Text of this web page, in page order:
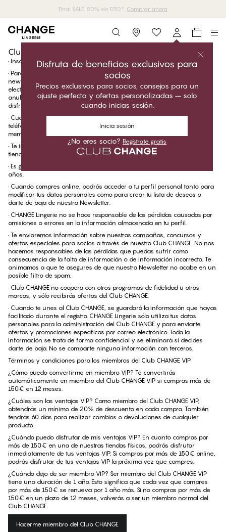
Final SALE: 50% de DTO*. Comprar ahora
Storefinder
Disfruta de beneficios exclusivos para
socios
Precios exclusivos para socios, consejos para un
ajuste perfecto y ofertas personalizadas – solo
cuando inicias sesión.
Inicia sesión
¿No eres socio? Regístrate gratis
Hacerme miembro del Club CHANGE
Club CHANGE - Condiciones generales
Club CHANGE términos
· Inscribirte al Club CHANGE es gratis.
· Para ser miembro del Club CHANGE, debes aceptar recibir nuestro
newsletter. Puedes cancelar tu consentimiento para recibir marketing
electrónico en cualquier momento dándote de baja de nuestro boletín. Si
anulas tu suscripción a nuestro boletín, también aceptas dejar de
disfrutar de las ventajas del Club CHANGE.
· Cuando compres en nuestras tiendas, deberás utilizar tu número de
teléfono o correo electrónico como número de referencia para tu
membresía del Club CHANGE.
· Te inscribes simplemente rellenando el formulario en una de nuestras
tiendas o en nuestra página web.
· Es gratis ser socio del Club CHANGE – pero deberías ser mayor de 16
años.
· Cuando compres online, podrás acceder a tu perfil personal tanto para
modificar tus datos personales como para crear tu lista de deseos o
darte de baja de nuestra Newsletter.
· CHANGE Lingerie no se hace responsable de las pérdidas causadas por
omisiones o errores en la información almacenada en tu perfil.
· Te enviaremos información sobre nuestras campañas, concursos y
ofertas especiales para socios a través de nuestro Club CHANGE. No nos
hacemos responsables de las pérdidas que puedas sufrir como
consecuencia de la falta de información o de información incorrecta. Te
animamos a que te asegures de que nuestra Newsletter no acabe en un
posible filtro de spam.
· Club CHANGE no coopera con otros programas de fidelidad u otras
marcas, y sólo recibirás ofertas del Club CHANGE.
· Cuando te unes al Club CHANGE, se guardará la información que hayas
facilitado durante el registro. CHANGE Lingerie sólo utiliza tus datos
personales para la administración del Club CHANGE y para enviarte
ofertas y promociones específicas por correo electrónico. Toda la
información se trata de forma confidencial y se eliminará si decides
darte de baja. No se comparte ninguna información con terceros.
Términos y condiciones para los miembros del Club CHANGE VIP
¿Cómo puedo convertirme en miembro VIP? Te convertirás
automáticamente en miembro del Club CHANGE VIP si compras más de
150€ en 12 meses.
¿Cuáles son las ventajas VIP? Como miembro del Club CHANGE VIP,
obtendrás un mínimo de 20% de descuento en cada compra. También
tendrás 60 días para realizar cambios o devoluciones de cualquier
producto.
¿Cuándo puedo disfrutar de mis ventajas VIP? En cuanto compras por
más de 150€ en una de nuestras tiendas físicas, podrás disfrutar
inmediatamente de tus ventajas VIP. Si compras por más de 150€ online,
podrás disfrutar de tus ventajas VIP la próxima vez que compres.
¿Cuándo dejo de ser miembro VIP? Ser miembro del Club CHANGE VIP
tiene una duración de 1 año. Esto significa que cada vez que compres
por más de 150€ se renueva por 1 año más. Si no compras por más de
150€ en un plazo de 12 meses, volverás a ser un miembro normal del
Club CHANGE.
Hacerme miembro del Club CHANGE